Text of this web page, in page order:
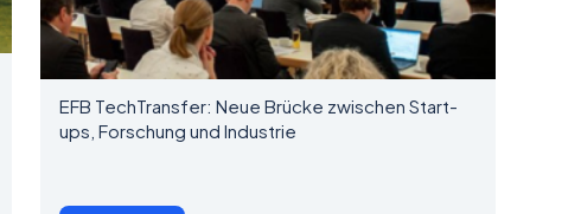
EFB TechTransfer: Neue Brücke zwischen Start-
ups, Forschung und Industrie